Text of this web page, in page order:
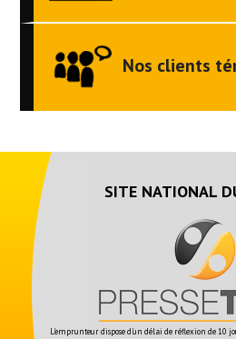
Nos clients
SITE NATIONAL
L'emprunteur dispose d'un délai de réflexion de 10